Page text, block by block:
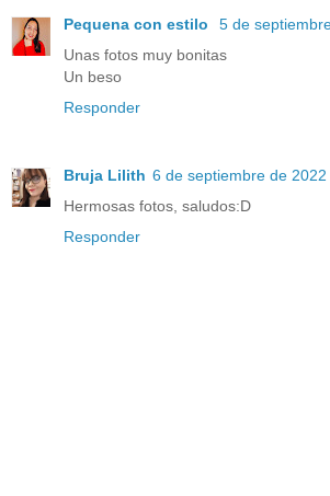
Pequena con estilo
5 de
Unas fotos muy bonitas
Un beso
Responder
Bruja Lilith 6 de septiembre de 2022
Hermosas fotos, saludos:D
Responder